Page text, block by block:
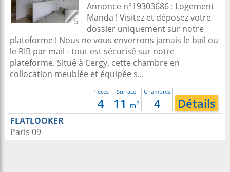
5
Annonce n°19303686 : Logement
Manda ! Visitez et déposez votre
dossier uniquement sur notre
plateforme ! Nous ne vous enverrons jamais le bail ou
le RIB par mail - tout est sécurisé sur notre
plateforme. Situé à Cergy, cette chambre en
collocation meublée et équipée s...
Pièces
4
Surface
11 m2
Chambres
4 Détails
FLATLOOKER
Paris 09